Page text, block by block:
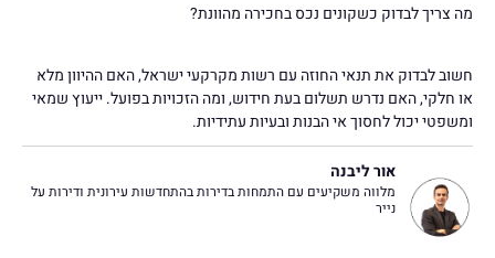
מה צריך לבדוק כשקונים נכס בחכירה מהוונת?
חשוב לבדוק את תנאי החוזה עם רשות מקרקעי ישראל, האם ההיוון מלא
או חלקי, האם נדרש תשלום בעת חידוש, ומה הזכויות בפועל. ייעוץ שמאי
ומשפטי יכול לחסוך אי הבנות ובעיות עתידיות.
אור ליבנה
מלווה משקיעים עם התמחות בדירות בהתחדשות עירונית ודירות על
נייר